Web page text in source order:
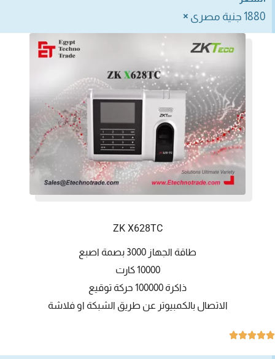
1880 جنية مصرى ×
ZK X628TC
طاقة الجهاز 3000 بصمة اصبع
10000 كارت
ذاكرة 100000 حركة توقيع
الاتصال بالكمبيوتر عن طريق الشبكة او فلاشة




